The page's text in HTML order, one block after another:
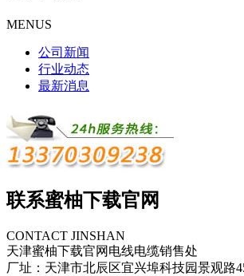
MENUS
公司新闻
行业动态
最新消息
联系蜜柚下载官网
CONTACT JINSHAN
天津蜜柚下载官网电线电缆销售处
厂址：天津市北辰区宜兴埠科技园景观路